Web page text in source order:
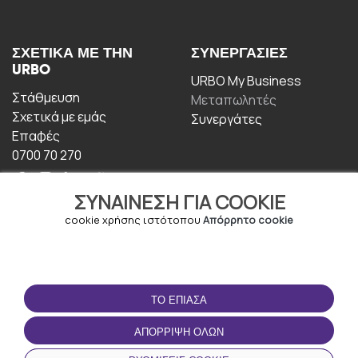
ΣΥΝΑΊΝΕΣΗ ΓΙΑ COOKIE
cookie χρήσης ιστότοπου Απόρρητο cookie
ΤΟ ΈΠΙΑΣΑ
ΑΠΌΡΡΙΨΗ ΌΛΩΝ
ΣΧΕΤΙΚΆ ΜΕ ΤΗΝ
URBO
Στάθμευση
Σχετικά με εμάς
Επαφές
0700 70 270
ΣΥΝΕΡΓΑΣΊΕΣ
URBO My Business
Μεταπωλητές
Συνεργάτες
ΟΡΟΙ ΧΡΉΣΗΣ
Οροι και Προϋποθέσεις
Πολιτική απορρήτου
ΚΑΤΕΒΆΣΤΕ ΤΗΝ
ΕΦΑΡΜΟΓΉ